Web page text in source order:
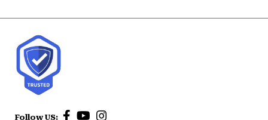
Follow US: